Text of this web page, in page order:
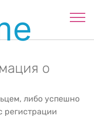
о
либо успешно
регистрации